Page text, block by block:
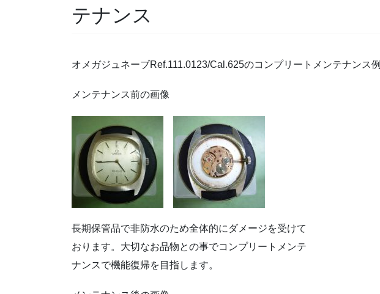
テナンス
オメガジュネーブRef.111.0123/Cal.625のコンプリートメンテナンス例
メンテナンス前の画像
長期保管品で非防水のため全体的にダメージを受けて
おります。大切なお品物との事でコンプリートメンテ
ナンスで機能復帰を目指します。